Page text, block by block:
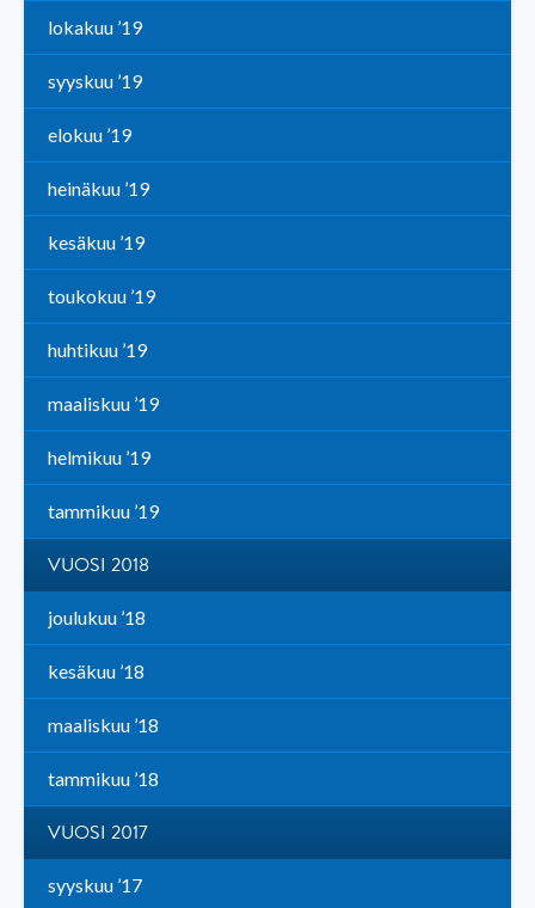
lokakuu ’19
syyskuu ’19
elokuu ’19
heinäkuu ’19
kesäkuu ’19
toukokuu ’19
huhtikuu ’19
maaliskuu ’19
helmikuu ’19
tammikuu ’19
VUOSI 2018
joulukuu ’18
kesäkuu ’18
maaliskuu ’18
tammikuu ’18
VUOSI 2017
syyskuu ’17